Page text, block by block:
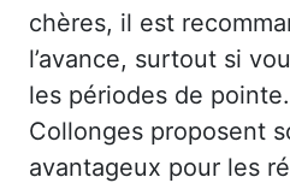
chères, il est
l’avance, surtout si
les périodes de
Collonges proposent
avantageux pour les